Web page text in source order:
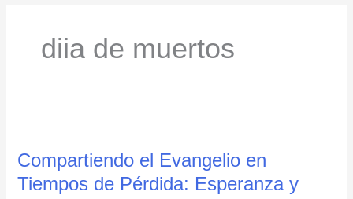
diia de muertos
Compartiendo el Evangelio en
Tiempos de Pérdida: Esperanza y
Evangelio
en